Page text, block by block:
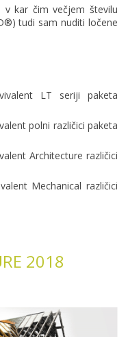
v kar čim večjem številu
tudi sam nuditi ločene
LT seriji paketa
polni različici paketa
Architecture različici
Mechanical različici
2018